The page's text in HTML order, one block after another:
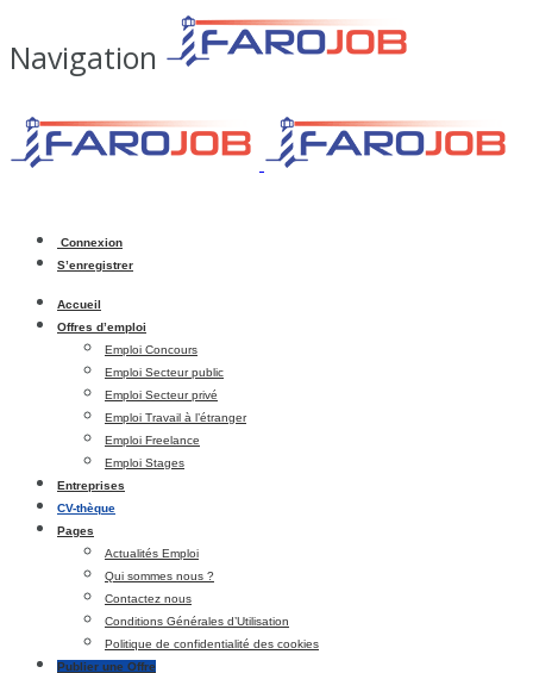
Navigation
Connexion
S’enregistrer
Accueil
Offres d’emploi
Emploi Concours
Emploi Secteur public
Emploi Secteur privé
Emploi Travail à l’étranger
Emploi Freelance
Emploi Stages
Entreprises
CV-thèque
Pages
Actualités Emploi
Qui sommes nous ?
Contactez nous
Conditions Générales d’Utilisation
Politique de confidentialité des cookies
Publier une Offre